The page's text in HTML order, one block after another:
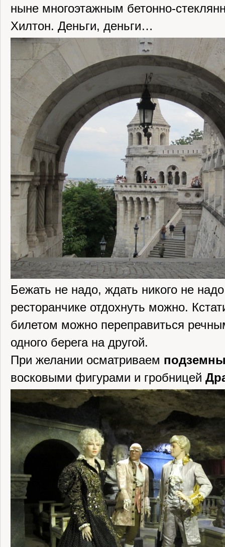
ныне многоэтажным бетонно-
Хилтон. Деньги, деньги…
Бежать не надо, ждать никого не
ресторанчике отдохнуть можно.
билетом можно переправиться
одного берега на другой.
При желании осматриваем
восковыми фигурами и гробницей